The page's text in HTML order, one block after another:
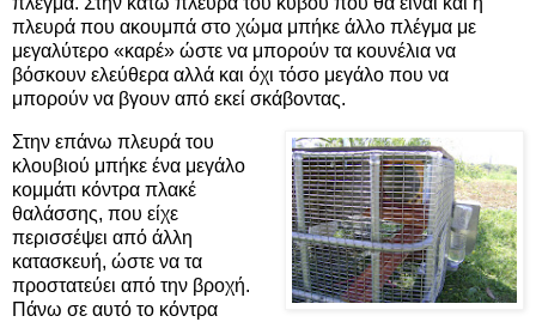
πλευρά που ακουμπά στο χώμα μπήκε άλλο πλέγμα με
μεγαλύτερο «καρέ» ώστε να μπορούν τα κουνέλια να
βόσκουν ελεύθερα αλλά και όχι τόσο μεγάλο που να
μπορούν να βγουν από εκεί σκάβοντας.
Στην επάνω πλευρά του
κλουβιού μπήκε ένα μεγάλο
κομμάτι κόντρα πλακέ
θαλάσσης, που είχε
περισσέψει από άλλη
κατασκευή, ώστε να τα
προστατεύει από την βροχή.
Πάνω σε αυτό το κόντρα